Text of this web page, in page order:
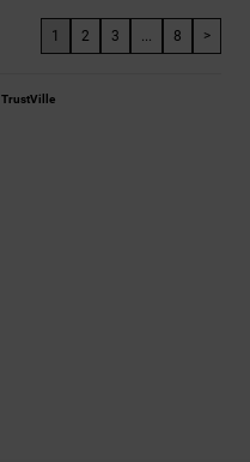
1 2 3 ... 8 >
TrustVille